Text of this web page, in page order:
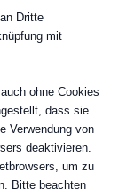
Dritte
mit
ohne Cookies
dass sie
Verwendung von
deaktivieren.
um zu
Bitte beachten